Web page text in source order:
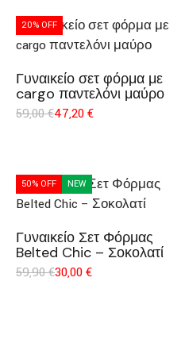
20% OFF
Γυναικείο σετ φόρμα με
cargo παντελόνι μαύρο
59,00€47,20€
50% OFF NEW
Γυναικείο Σετ Φόρμας
Belted Chic – Σοκολατί
59,90€30,00€